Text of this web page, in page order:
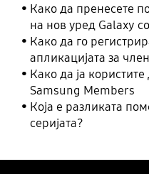
Како да пренесете
на нов уред Galaxy
Како да го
апликацијата за
Како да ја
Samsung Members
Која е разликата
серијата?